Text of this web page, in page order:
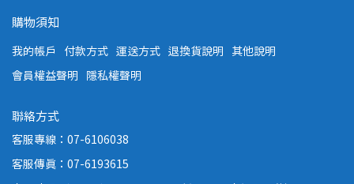
購物須知
我的帳戶 付款方式 運送方式 退換貨說明 其他說明
會員權益聲明 隱私權聲明
聯絡方式
客服專線：07-6106038
客服傳真：07-6193615